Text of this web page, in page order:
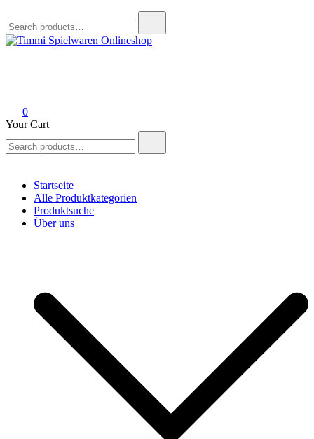
for:
0
Your Cart
for:
Startseite
Alle Produktkategorien
Produktsuche
Über uns